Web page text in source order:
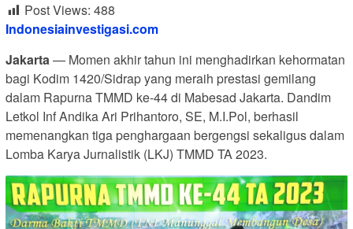
Post Views: 488
Indonesiainvestigasi.com
Jakarta— Momen akhir tahun ini menghadirkan kehormatan
bagi Kodim 1420/Sidrap yang meraih prestasi gemilang
dalam Rapurna TMMD ke-44 di Mabesad Jakarta. Dandim
Letkol Inf Andika Ari Prihantoro, SE, M.I.Pol, berhasil
memenangkan tiga penghargaan bergengsi sekaligus dalam
Lomba Karya Jurnalistik (LKJ) TMMD TA 2023.